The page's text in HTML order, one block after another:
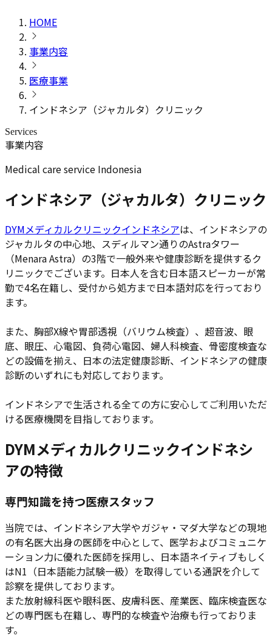
HOME
事業内容
医療事業
インドネシア（ジャカルタ）クリニック
Services
事業内容
Medical care service Indonesia
インドネシア（ジャカルタ）クリニック
DYMメディカルクリニックインドネシアは、インドネシアの
ジャカルタの中心地、スディルマン通りのAstraタワー
（Menara Astra）の3階で一般外来や健康診断を提供するク
リニックでございます。日本人を含む日本語スピーカーが常
勤で4名在籍し、受付から処方まで日本語対応を行っており
ます。
また、胸部X線や胃部透視（バリウム検査）、超音波、眼
底、眼圧、心電図、負荷心電図、婦人科検査、骨密度検査な
どの設備を揃え、日本の法定健康診断、インドネシアの健康
診断のいずれにも対応しております。
インドネシアで生活される全ての方に安心してご利用いただ
ける医療機関を目指しております。
DYMメディカルクリニックインドネシ
アの特徴
専門知識を持つ医療スタッフ
当院では、インドネシア大学やガジャ・マダ大学などの現地
の有名医大出身の医師を中心として、医学およびコミュニケ
ーション力に優れた医師を採用し、日本語ネイティブもしく
はN1（日本語能力試験一級）を取得している通訳を介して
診察を提供しております。
また放射線科医や眼科医、皮膚科医、産業医、臨床検査医な
どの専門医も在籍し、専門的な検査や治療も行っておりま
す。